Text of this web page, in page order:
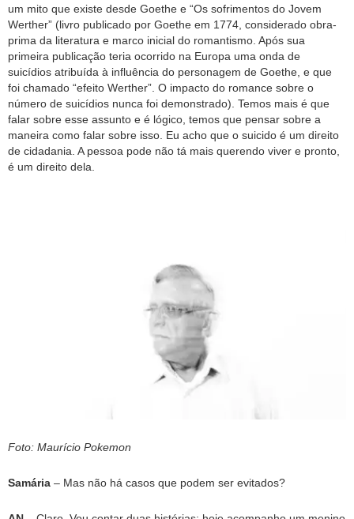
um mito que existe desde Goethe e “Os sofrimentos do Jovem
Werther” (livro publicado por Goethe em 1774, considerado obra-
prima da literatura e marco inicial do romantismo. Após sua
primeira publicação teria ocorrido na Europa uma onda de
suicídios atribuída à influência do personagem de Goethe, e que
foi chamado “efeito Werther”. O impacto do romance sobre o
número de suicídios nunca foi demonstrado). Temos mais é que
falar sobre esse assunto e é lógico, temos que pensar sobre a
maneira como falar sobre isso. Eu acho que o suicido é um direito
de cidadania. A pessoa pode não tá mais querendo viver e pronto,
é um direito dela.
Foto: Maurício Pokemon
Samária – Mas não há casos que podem ser evitados?